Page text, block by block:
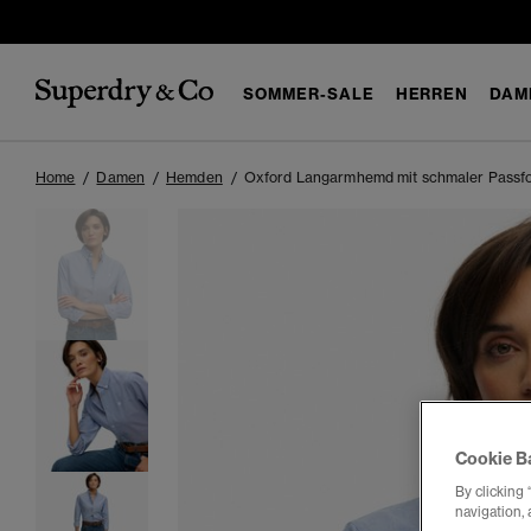
SOMMER-SALE HERREN
Home Damen Hemden Oxford Langarmhemd mit schmaler
Cookie
By clicking
navigation,